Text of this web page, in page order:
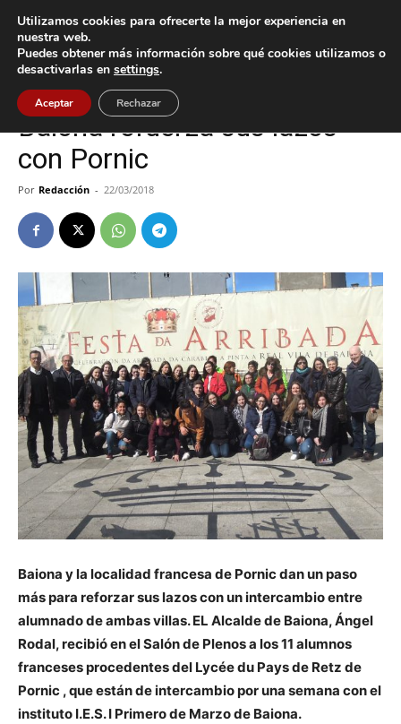
Inicio Baiona
Baiona Cultura / Ocio
Baiona refuerza sus lazos
con Pornic
Por Redacción - 22/03/2018
Baiona y la localidad francesa de Pornic dan un paso
más para reforzar sus lazos con un intercambio entre
alumnado de ambas villas. EL Alcalde de Baiona, Ángel
Rodal, recibió en el Salón de Plenos a los 11 alumnos
franceses procedentes del Lycée du Pays de Retz de
Pornic , que están de intercambio por una semana con el
instituto I.E.S. I Primero de Marzo de Baiona.
Utilizamos cookies para ofrecerte la mejor experiencia en
nuestra web.
Puedes obtener más información sobre qué cookies utilizamos o
desactivarlas en settings.
Aceptar Rechazar